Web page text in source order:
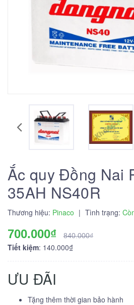
Ắc quy Đồng Nai
35AH NS40R
Thương hiệu: Pinaco | Tình trạng:
700.000₫ 840.000₫
Tiết kiệm: 140.000₫
ƯU ĐÃI
Tặng thêm thời gian bảo hành